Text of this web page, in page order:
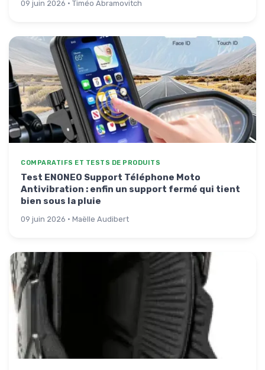
09 juin 2026 · Timéo Abramovitch
COMPARATIFS ET TESTS DE PRODUITS
Test ENONEO Support Téléphone Moto
Antivibration : enfin un support fermé qui tient
bien sous la pluie
09 juin 2026 · Maëlle Audibert